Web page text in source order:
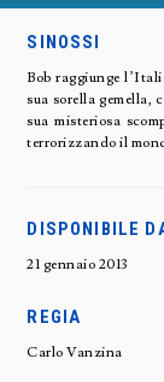
SINOSSI
Bob raggiunge
sua sorella
sua misteriosa
terrorizzando il
DISPONIBILE
21 gennaio 2013
REGIA
Carlo Vanzina